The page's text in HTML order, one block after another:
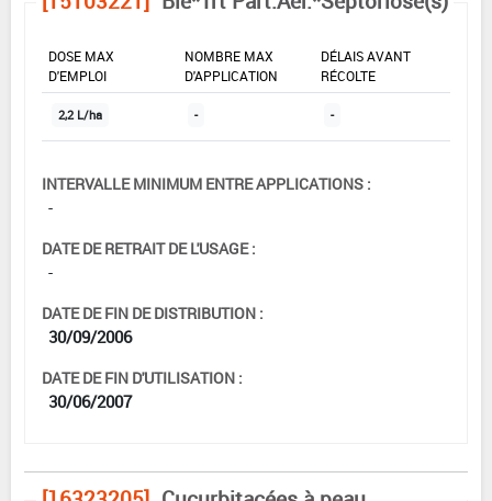
DOSE MAX
D'EMPLOI
NOMBRE MAX
D'APPLICATION
DÉLAIS AVANT
RÉCOLTE
2,2 L/ha - -
INTERVALLE MINIMUM ENTRE APPLICATIONS :
-
DATE DE RETRAIT DE L'USAGE :
-
DATE DE FIN DE DISTRIBUTION :
30/09/2006
DATE DE FIN D'UTILISATION :
30/06/2007